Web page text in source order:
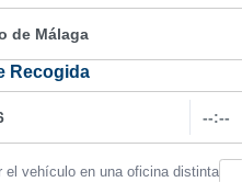
Recogida
el vehículo en una oficina distinta